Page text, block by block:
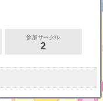
参加サークル
2